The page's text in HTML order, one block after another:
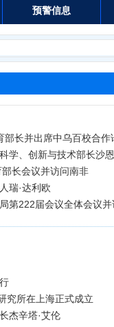
预警信息
部长并出席中乌百校合作
学、创新与技术部长沙
长会议并访问南非
瑞·达利欧
第222届会议全体会议
究所在上海正式成立
杰辛塔·艾伦